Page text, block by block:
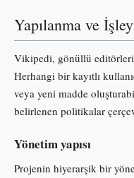
Yapılanma ve
Vikipedi, gönüllü
Herhangi bir kayıtlı
veya yeni madde
belirlenen politikalar
Yönetim yapısı
Projenin hiyerarşik bir